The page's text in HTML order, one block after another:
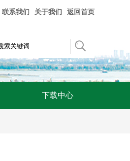
联系我们 关于我们 返回首页
下载中心